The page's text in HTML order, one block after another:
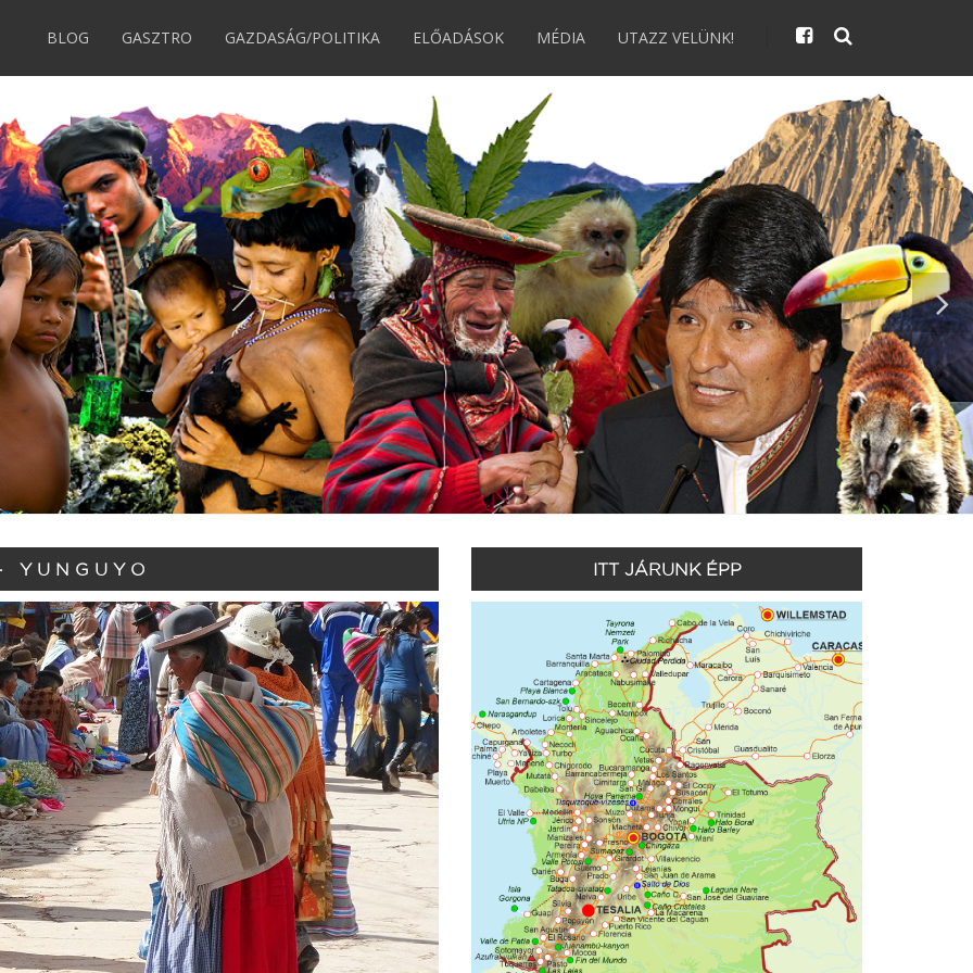
BLOG GASZTRO GAZDASÁG/POLITIKA ELŐADÁSOK MÉDIA UTAZZ VELÜNK!
YUNGUYO ITT JÁRUNK ÉPP